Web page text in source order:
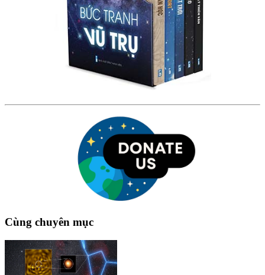
Cùng chuyên mục